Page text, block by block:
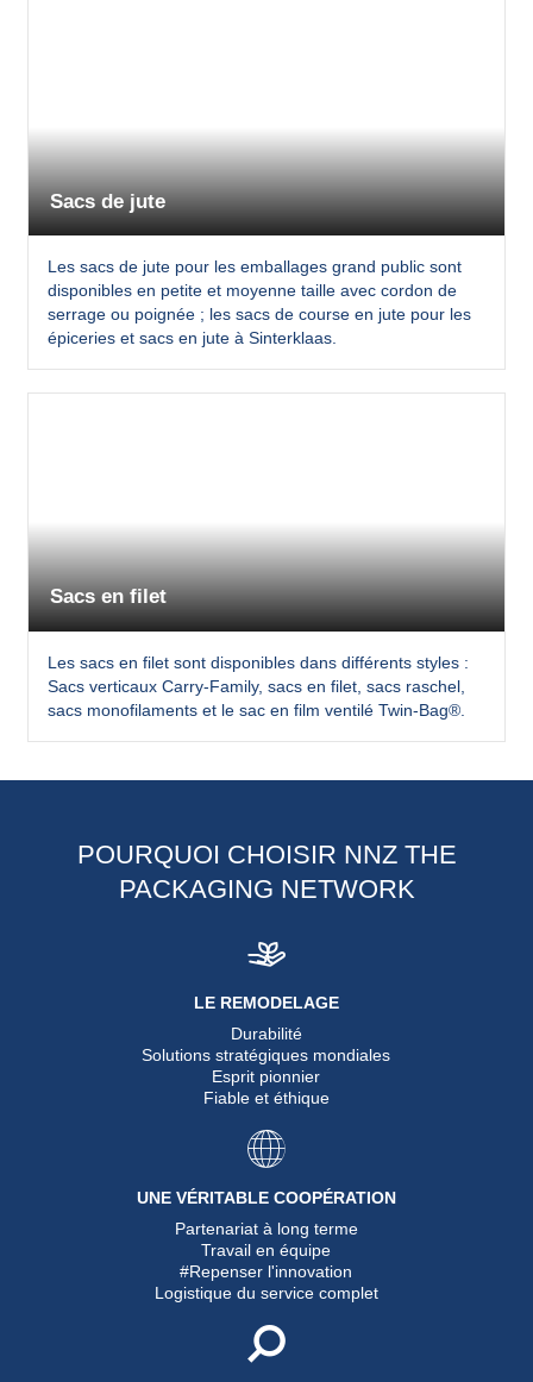
Sacs de jute
Les sacs de jute pour les emballages grand public sont
disponibles en petite et moyenne taille avec cordon de
serrage ou poignée ; les sacs de course en jute pour les
épiceries et sacs en jute à Sinterklaas.
Sacs en filet
Les sacs en filet sont disponibles dans différents styles :
Sacs verticaux Carry-Family, sacs en filet, sacs raschel,
sacs monofilaments et le sac en film ventilé Twin-Bag®.
POURQUOI CHOISIR NNZ THE
PACKAGING NETWORK
LE REMODELAGE
Durabilité
Solutions stratégiques mondiales
Esprit pionnier
Fiable et éthique
UNE VÉRITABLE COOPÉRATION
Partenariat à long terme
Travail en équipe
#Repenser l'innovation
Logistique du service complet